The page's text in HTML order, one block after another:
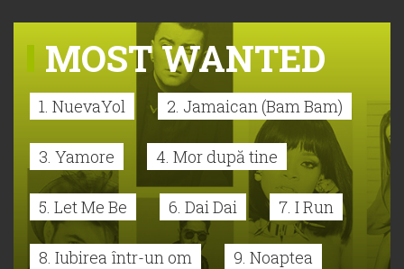
MOST WANTED
1. NuevaYol 2. Jamaican (Bam Bam)
3. Yamore 4. Mor după tine
5. Let Me Be 6. Dai Dai 7. I Run
8. Iubirea într-un om 9. Noaptea